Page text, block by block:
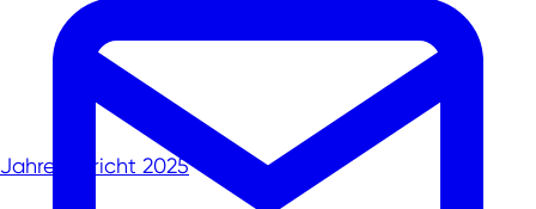
Jahresbericht 2025